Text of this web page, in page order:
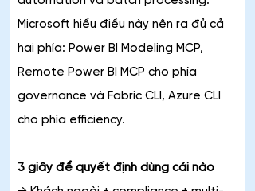
Microsoft hiểu điều này nên ra đủ cả
hai phía: Power BI Modeling MCP,
Remote Power BI MCP cho phía
governance và Fabric CLI, Azure CLI
cho phía efficiency.
3 giây để quyết định dùng cái nào